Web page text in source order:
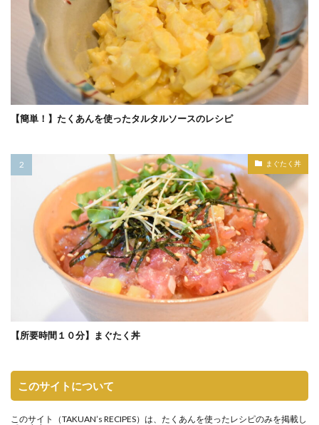
【簡単！】たくあんを使ったタルタルソースのレシピ
まぐたく丼
【所要時間１０分】まぐたく丼
このサイトについて
このサイト（TAKUAN’s RECIPES）は、たくあんを使ったレシピのみを掲載し